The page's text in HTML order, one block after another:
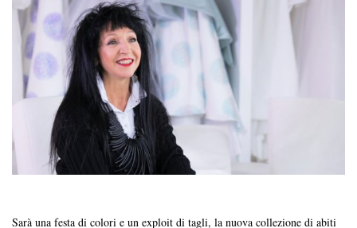
Sarà una festa di colori e un exploit di tagli, la nuova collezione di abiti